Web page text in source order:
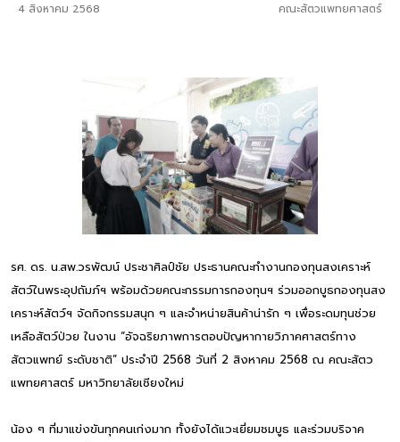
4 สิงหาคม 2568 คณะสัตวแพทยศาสตร์
รศ. ดร. น.สพ.วรพัฒน์ ประชาศิลป์ชัย ประธานคณะทำงานกองทุนสงเคราะห์
สัตว์ในพระอุปถัมภ์ฯ พร้อมด้วยคณะกรรมการกองทุนฯ ร่วมออกบูธกองทุนสง
เคราะห์สัตว์ฯ จัดกิจกรรมสนุก ๆ และจำหน่ายสินค้าน่ารัก ๆ เพื่อระดมทุนช่วย
เหลือสัตว์ป่วย ในงาน “อัจฉริยภาพการตอบปัญหากายวิภาคศาสตร์ทาง
สัตวแพทย์ ระดับชาติ” ประจำปี 2568 วันที่ 2 สิงหาคม 2568 ณ คณะสัตว
แพทยศาสตร์ มหาวิทยาลัยเชียงใหม่
น้อง ๆ ที่มาแข่งขันทุกคนเก่งมาก ทั้งยังได้แวะเยี่ยมชมบูธ และร่วมบริจาค